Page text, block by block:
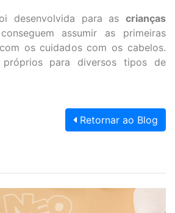
desenvolvida para as crianças
assumir as primeiras
os cuidados com os cabelos.
para diversos tipos de
Retornar ao Blog